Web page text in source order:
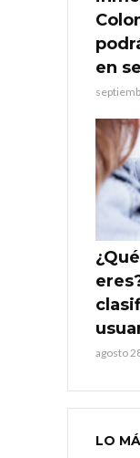
en
agosto
LO